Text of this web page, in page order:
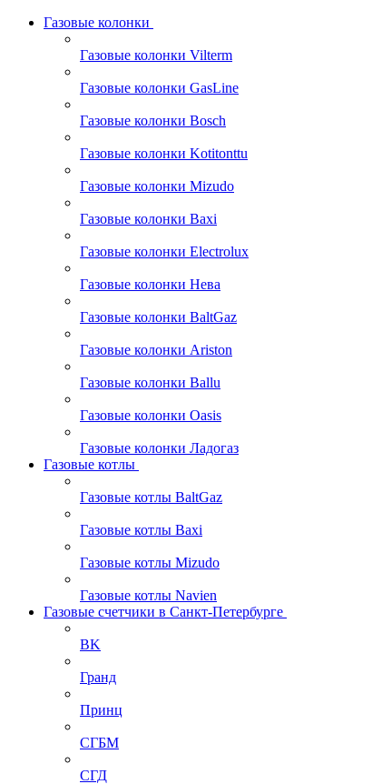
Газовые колонки
Газовые колонки Vilterm
Газовые колонки GasLine
Газовые колонки Bosch
Газовые колонки Kotitonttu
Газовые колонки Mizudo
Газовые колонки Baxi
Газовые колонки Electrolux
Газовые колонки Нева
Газовые колонки BaltGaz
Газовые колонки Ariston
Газовые колонки Ballu
Газовые колонки Oasis
Газовые колонки Ладогаз
Газовые котлы
Газовые котлы BaltGaz
Газовые котлы Baxi
Газовые котлы Mizudo
Газовые котлы Navien
Газовые счетчики в Санкт-Петербурге
BK
Гранд
Принц
СГБМ
СГД